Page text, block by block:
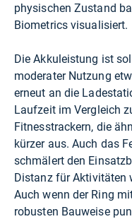
physischen Zustand
Biometrics visualisiert.
Die Akkuleistung ist
moderater Nutzung
erneut an die
Laufzeit im Vergleich
Fitnesstrackern, die
kürzer aus. Auch das
schmälert den
Distanz für Aktivitäten
Auch wenn der Ring
robusten Bauweise